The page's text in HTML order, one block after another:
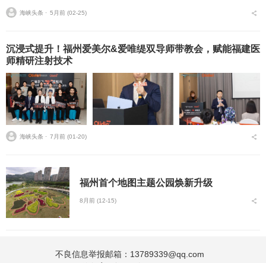
竹零售环节，开展专项执法检查，从严从细排查安全隐患，守住节日
安全底线。春节期间，...
海峡头条 ⋅ 5月前 (02-25)
沉浸式提升！福州爱美尔&爱唯缇双导师带教会，赋能福建医
师精研注射技术
海峡头条 ⋅ 7月前 (01-20)
福州首个地图主题公园焕新升级
8月前 (12-15)
不良信息举报邮箱：13789339@qq.com